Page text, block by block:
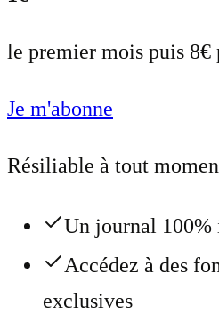
le premier mois puis 8€
Je m'abonne
Résiliable à tout
Un journal 100%
Accédez à des
exclusives